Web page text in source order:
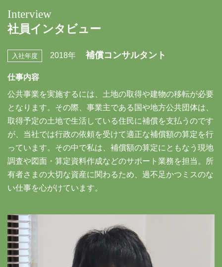
Interview
社員インタビュー
入社年度 2018年 補償コンサルタント
仕事内容
公共事業を実施するには、土地の取得や建物の移転が必要
となります。その際、事業主である国や地方公共団体は、
取得予定の土地で生活している住民に補償を支払うのです
が、当社では行政の依頼を受けて適正な補償額の算定を行
っています。その中で私は、補償額の算定にともなう現地
調査や図面・算定資料作成などのサポート業務を担当。所
有者さまの大切な資産に関わるため、過不足かつミスのな
い仕事を心がけています。